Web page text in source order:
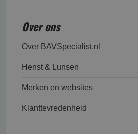
Over ons
Over BAVSpecialist.nl
Henst & Lunsen
Merken en websites
Klanttevredenheid